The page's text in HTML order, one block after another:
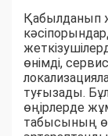
Қабылданып
өнімді,
туғызады.
өңірлерде
табысының